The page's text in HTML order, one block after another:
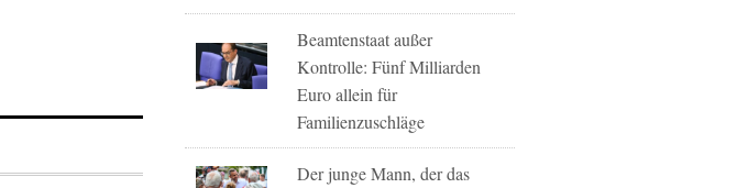
Beamtenstaat außer
Kontrolle: Fünf Milliarden
Euro allein für
Familienzuschläge
Der junge Mann, der das